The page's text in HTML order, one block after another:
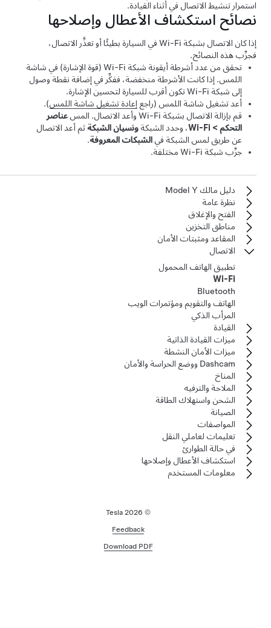
استمرار تنشيط الاتصال في أثناء القيادة.
نصائح استكشاف الأعطال وإصلاحها
إذا كان الاتصال بشبكة Wi-Fi في السيارة بطيئًا أو تعذَّر الاتصال،
فجرِّب هذه النصائح.
تحقق من عدد أشرطة أيقونة شبكة Wi-Fi (قوة الإشارة) في شاشة
اللمس. إذا كانت الأشرطة منخفضة، ففكِّر في إضافة نقطة وصول
إلى شبكة Wi-Fi تكون أقرب للسيارة لتحسين الإشارة.
أعد تشغيل شاشة اللمس (راجعإعادة تشغيل شاشة اللمس).
قم بإزالة الاتصال بشبكة Wi-Fi وأعد الاتصال. المس
عناصر
التحكم>
Wi-Fi ، وحدد الشبكةونسيان الشبكةثم أعد الاتصال
عن طريق لمس الشبكة فيالشبكات المعروفة.
جرِّب شبكة Wi-Fi مختلفة.
دليل مالك Model Y
نظرة عامة
الفتح والإغلاق
مناطق التخزين
المقاعد ومثبتات الأمان
الاتصال
تطبيق الهاتف المحمول
Wi-Fi
Bluetooth
الهاتف والتقويم ومؤتمرات الويب
المرأب الذكي
القيادة
ميزات القيادة الذاتية
ميزات الأمان النشطة
Dashcam ووضع الحراسة والأمان
المناخ
الملاحة والترفيه
الشحن واستهلاك الطاقة
الصيانة
المواصفات
تعليمات لعاملي النقل
في حالة الطوارئ
استكشاف الأعطال وإصلاحها
معلومات المستخدم
2026
Feedback
Download PDF